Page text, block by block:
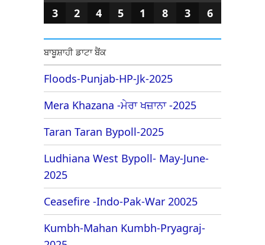
3 2 4 5 1 8 3 6
ਬਾਬੂਸ਼ਾਹੀ ਡਾਟਾ ਬੈਂਕ
Floods-Punjab-HP-Jk-2025
Mera Khazana -ਮੇਰਾ ਖਜ਼ਾਨਾ -2025
Taran Taran Bypoll-2025
Ludhiana West Bypoll- May-June-
2025
Ceasefire -Indo-Pak-War 20025
Kumbh-Mahan Kumbh-Pryagraj-